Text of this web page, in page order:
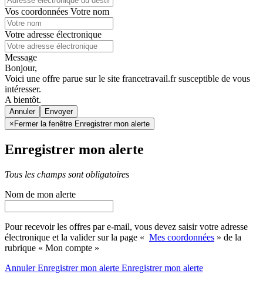
Vos coordonnées Votre nom
Votre adresse électronique
Message
Bonjour,
Voici une offre parue sur le site francetravail.fr susceptible de vous
intéresser.
A bientôt.
Annuler
× Fermer la fenêtre Enregistrer mon alerte
Enregistrer mon alerte
Tous les champs sont obligatoires
Nom de mon alerte
Pour recevoir les offres par e-mail, vous devez saisir votre adresse
électronique et la valider sur la page « Mes coordonnées » de la
rubrique « Mon compte »
AnnulerEnregistrer mon alerte Enregistrermon alerte